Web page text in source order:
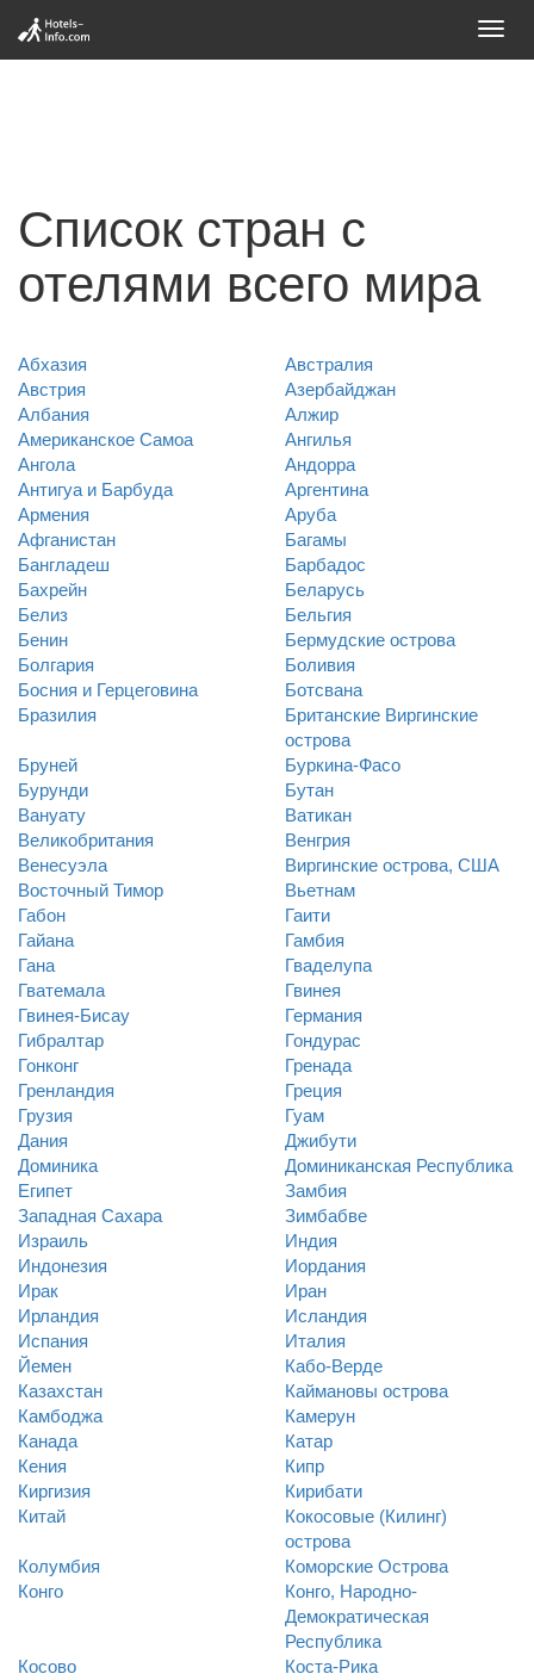
Список стран с
отелями всего мира
Абхазия
Австралия
Австрия
Азербайджан
Албания
Алжир
Американское Самоа
Ангилья
Ангола
Андорра
Антигуа и Барбуда
Аргентина
Армения
Аруба
Афганистан
Багамы
Бангладеш
Барбадос
Бахрейн
Беларусь
Белиз
Бельгия
Бенин
Бермудские острова
Болгария
Боливия
Босния и Герцеговина
Ботсвана
Бразилия
Британские Виргинские
острова
Бруней
Буркина-Фасо
Бурунди
Бутан
Вануату
Ватикан
Великобритания
Венгрия
Венесуэла
Виргинские острова, США
Восточный Тимор
Вьетнам
Габон
Гаити
Гайана
Гамбия
Гана
Гваделупа
Гватемала
Гвинея
Гвинея-Бисау
Германия
Гибралтар
Гондурас
Гонконг
Гренада
Гренландия
Греция
Грузия
Гуам
Дания
Джибути
Доминика
Доминиканская Республика
Египет
Замбия
Западная Сахара
Зимбабве
Израиль
Индия
Индонезия
Иордания
Ирак
Иран
Ирландия
Исландия
Испания
Италия
Йемен
Кабо-Верде
Казахстан
Каймановы острова
Камбоджа
Камерун
Канада
Катар
Кения
Кипр
Киргизия
Кирибати
Китай
Кокосовые (Килинг)
острова
Колумбия
Коморские Острова
Конго
Конго, Народно-
Демократическая
Республика
Косово
Коста-Рика